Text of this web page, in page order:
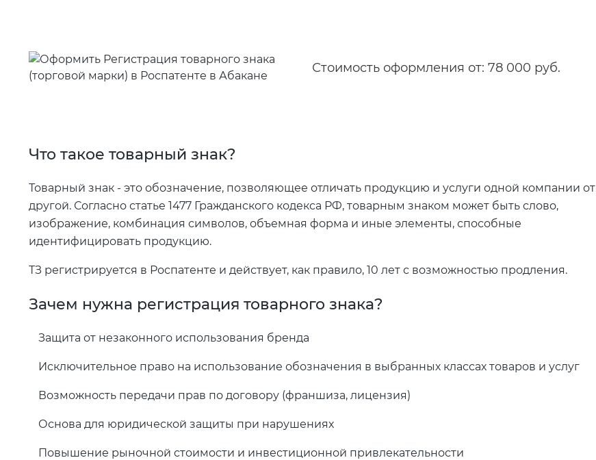
Стоимость оформления от: 78 000 руб.
Что такое товарный знак?
Товарный знак - это обозначение, позволяющее отличать продукцию и услуги одной компании от
другой. Согласно статье 1477 Гражданского кодекса РФ, товарным знаком может быть слово,
изображение, комбинация символов, объемная форма и иные элементы, способные
идентифицировать продукцию.
ТЗ регистрируется в Роспатенте и действует, как правило, 10 лет с возможностью продления.
Зачем нужна регистрация товарного знака?
Защита от незаконного использования бренда
Исключительное право на использование обозначения в выбранных классах товаров и услуг
Возможность передачи прав по договору (франшиза, лицензия)
Основа для юридической защиты при нарушениях
Повышение рыночной стоимости и инвестиционной привлекательности